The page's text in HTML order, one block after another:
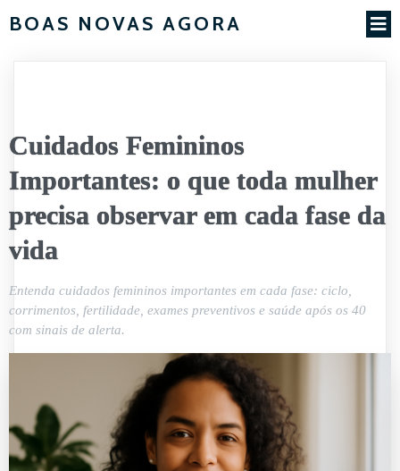
BOAS NOVAS AGORA
Cuidados Femininos
Importantes: o que toda mulher
precisa observar em cada fase da
vida
Entenda cuidados femininos importantes em cada fase: ciclo,
corrimentos, fertilidade, exames preventivos e saúde após os 40
com sinais de alerta.